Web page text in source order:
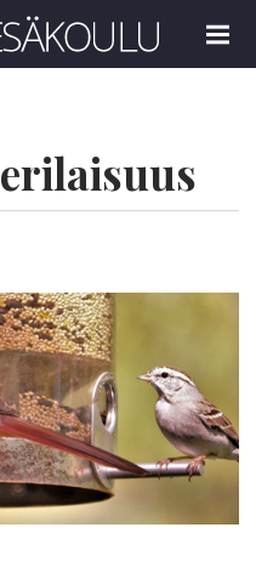
MENU
erilaisuus